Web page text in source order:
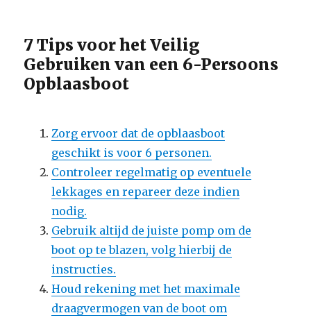
7 Tips voor het Veilig
Gebruiken van een 6-Persoons
Opblaasboot
Zorg ervoor dat de opblaasboot
geschikt is voor 6 personen.
Controleer regelmatig op eventuele
lekkages en repareer deze indien
nodig.
Gebruik altijd de juiste pomp om de
boot op te blazen, volg hierbij de
instructies.
Houd rekening met het maximale
draagvermogen van de boot om